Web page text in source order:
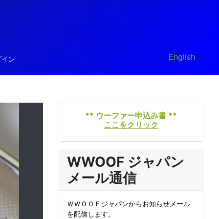
ン あなたが使う
English
** ウーファー申込み書 **
ここをクリック
WWOOF ジャパン
メール通信
ＷＷＯＯＦジャパンからお知らせメール
を配信します。